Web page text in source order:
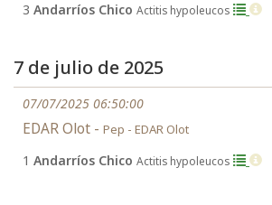
3 Andarríos Chico Actitis hypoleucos
7 de julio de 2025
07/07/2025 06:50:00
EDAR Olot - Pep - EDAR Olot
1 Andarríos Chico Actitis hypoleucos